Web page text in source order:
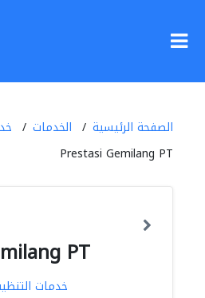
الصفحة الرئيسية الخدمات
Prestasi Gemilang PT
PT
خدمات